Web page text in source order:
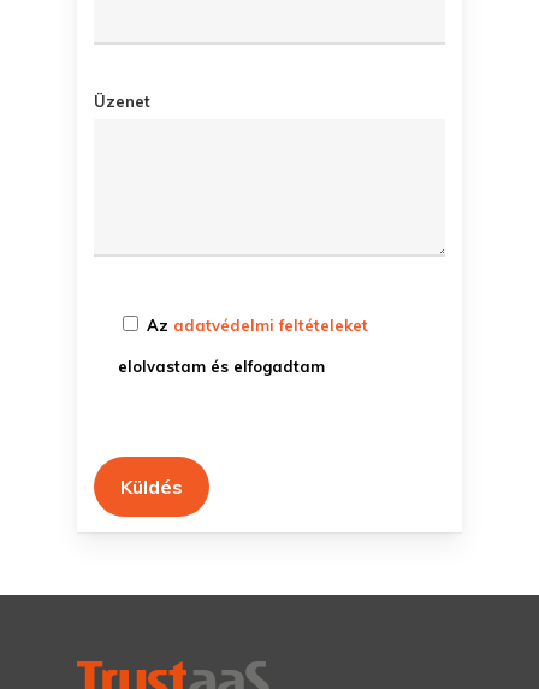
Üzenet
Az adatvédelmi feltételeket
elolvastam és elfogadtam